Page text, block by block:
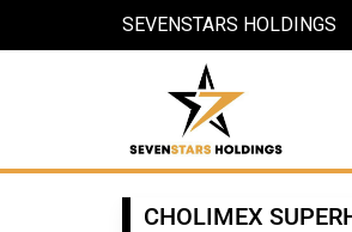
SEVENSTARS HOLDINGS
CHOLIMEX